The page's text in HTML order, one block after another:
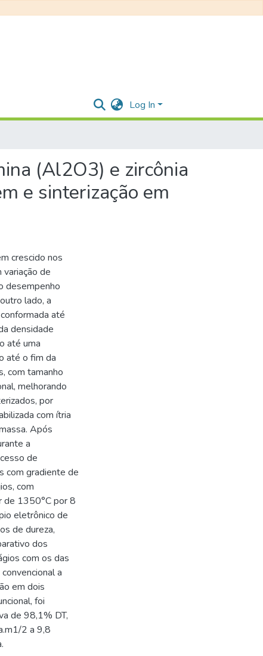
Log In
(Al2O3) e zircônia
e sinterização em
crescido nos
de
desempenho
lado, a
até
densidade
até uma
até o fim da
com tamanho
melhorando
por
com ítria
Após
a
de
com gradiente de
com
de 1350°C por 8
eletrônico de
de dureza,
dos
com os das
a
em dois
foi
de 98,1% DT,
2 a 9,8